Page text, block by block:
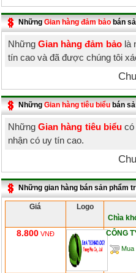
NhữngGian hàng đảm bảobán
NhữngGian hàng đảm bảolà
tín cao và đã được chúng tôi
NhữngGian hàng tiêu biểubán
NhữngGian hàng tiêu biểucó
nhận có uy tín cao.
Những gian hàng bán sản phẩm
Giá
Logo
Chìa
8.800 VNĐ CÔNG
Mua